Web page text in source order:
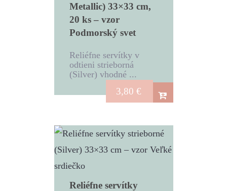
Metallic) 33×33 cm,
20 ks – vzor
Podmorský svet
Reliéfne servítky v
odtieni strieborná
(Silver) vhodné ...
3,80 €
Reliéfne servítky